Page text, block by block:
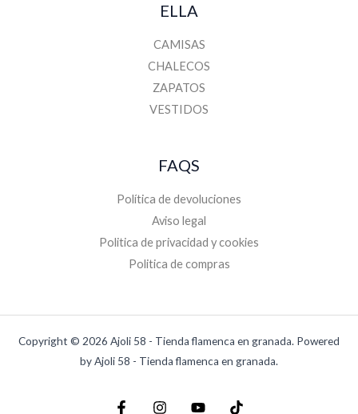
ELLA
CAMISAS
CHALECOS
ZAPATOS
VESTIDOS
FAQS
Política de devoluciones
Aviso legal
Politica de privacidad y cookies
Politica de compras
Copyright © 2026 Ajoli 58 - Tienda flamenca en granada. Powered
by Ajoli 58 - Tienda flamenca en granada.